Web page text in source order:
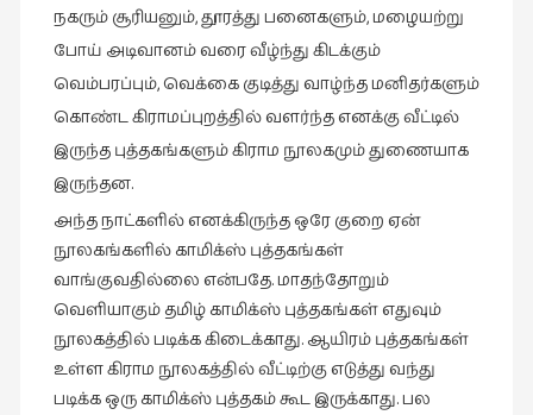
கவிதை
இலக்கியப்
பேருரைகள்
ஊடகம்
எனக்குப்
பிடித்த
கதைகள்
நகரும் சூரியனும், தூரத்து பனைகளும், மழையற்று
போய் அடிவானம் வரை வீழ்ந்து கிடக்கும்
வெம்பரப்பும், வெக்கை குடித்து வாழ்ந்த மனிதர்களும்
கொண்ட கிராமப்புறத்தில் வளர்ந்த எனக்கு வீட்டில்
இருந்த புத்தகங்களும் கிராம நூலகமும் துணையாக
இருந்தன.
அந்த நாட்களில் எனக்கிருந்த ஒரே குறை ஏன்
நூலகங்களில் காமிக்ஸ் புத்தகங்கள்
வாங்குவதில்லை என்பதே. மாதந்தோறும்
வெளியாகும் தமிழ் காமிக்ஸ் புத்தகங்கள் எதுவும்
நூலகத்தில் படிக்க கிடைக்காது. ஆயிரம் புத்தகங்கள்
உள்ள கிராம நூலகத்தில் வீட்டிற்கு எடுத்து வந்து
படிக்க ஒரு காமிக்ஸ் புத்தகம் கூட இருக்காது. பல